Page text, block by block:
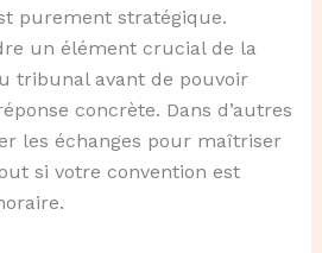
purement stratégique.
un élément crucial de la
tribunal avant de pouvoir
concrète. Dans d’autres
les échanges pour maîtriser
si votre convention est